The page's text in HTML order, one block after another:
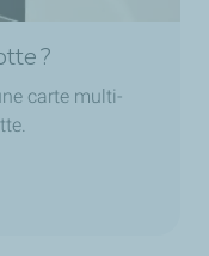
?
carte multi-